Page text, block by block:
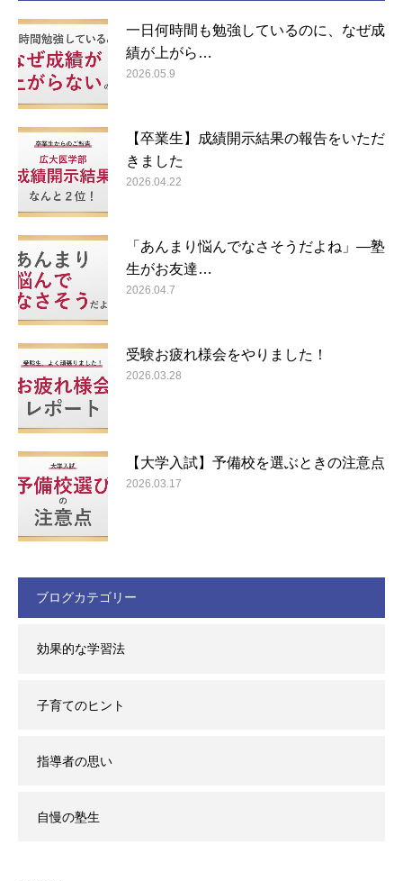
一日何時間も勉強しているのに、なぜ成
績が上がら…
2026.05.9
【卒業生】成績開示結果の報告をいただ
きました
2026.04.22
「あんまり悩んでなさそうだよね」―塾
生がお友達…
2026.04.7
受験お疲れ様会をやりました！
2026.03.28
【大学入試】予備校を選ぶときの注意点
2026.03.17
ブログカテゴリー
効果的な学習法
子育てのヒント
指導者の思い
自慢の塾生